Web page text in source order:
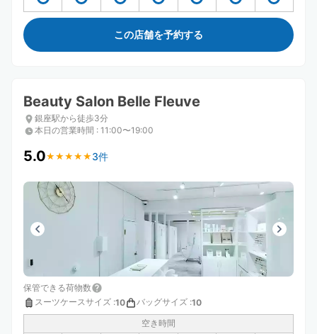
この店舗を予約する
Beauty Salon Belle Fleuve
銀座駅から徒歩3分
本日の営業時間 : 11:00〜19:00
5.0★ ★ ★ ★ ★
★ ★ ★ ★ ★ 3件
保管できる荷物数
スーツケースサイズ :10 バッグサイズ :10
空き時間